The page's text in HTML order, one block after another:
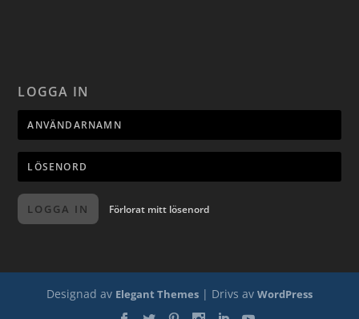
LOGGA IN
LOGGA IN Förlorat mitt lösenord
Designad av Elegant Themes | Drivs av WordPress